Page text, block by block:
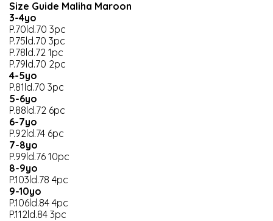
Size Guide Maliha Maroon
3-4yo
P.70ld.70 3pc
P.75ld.70 3pc
P.78ld.72 1pc
P.79ld.70 2pc
4-5yo
P.81ld.70 3pc
5-6yo
P.88ld.72 6pc
6-7yo
P.92ld.74 6pc
7-8yo
P.99ld.76 10pc
8-9yo
P.103ld.78 4pc
9-10yo
P.106ld.84 4pc
P.112ld.84 3pc